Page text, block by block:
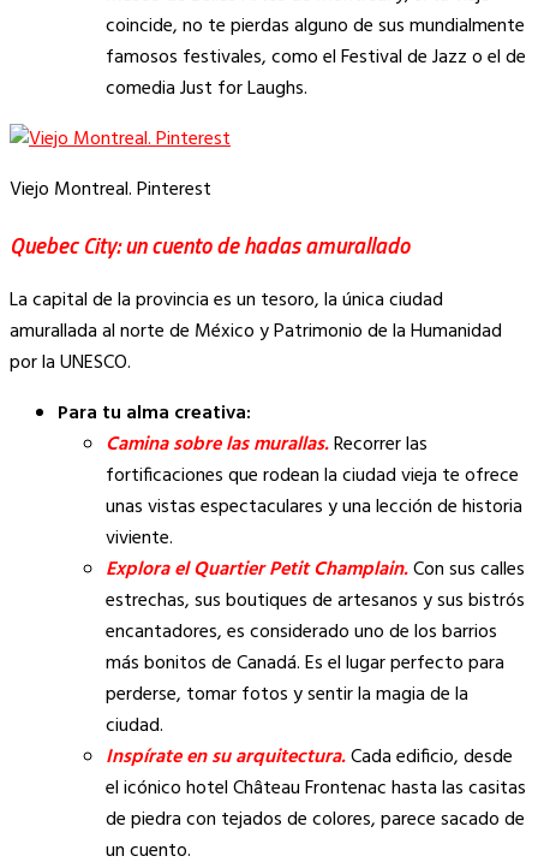
coincide, no te pierdas alguno de sus mundialmente
famosos festivales, como el Festival de Jazz o el de
comedia Just for Laughs.
Viejo Montreal. Pinterest
Quebec City: un cuento de hadas amurallado
La capital de la provincia es un tesoro, la única ciudad
amurallada al norte de México y Patrimonio de la Humanidad
por la UNESCO.
Para tu alma creativa:
Camina sobre las murallas.Recorrer las
fortificaciones que rodean la ciudad vieja te ofrece
unas vistas espectaculares y una lección de historia
viviente.
Explora el Quartier Petit Champlain.Con sus calles
estrechas, sus boutiques de artesanos y sus bistrós
encantadores, es considerado uno de los barrios
más bonitos de Canadá. Es el lugar perfecto para
perderse, tomar fotos y sentir la magia de la
ciudad.
Inspírate en su arquitectura.Cada edificio, desde
el icónico hotel Château Frontenac hasta las casitas
de piedra con tejados de colores, parece sacado de
un cuento.